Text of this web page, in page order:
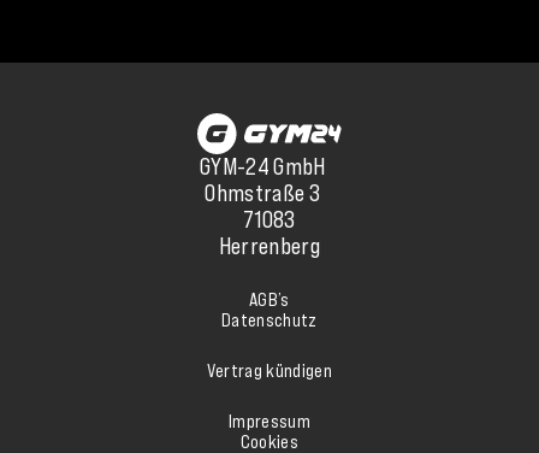
GYM-24 GmbH
Ohmstraße 3
71083
Herrenberg
AGB’s
Datenschutz
Vertrag kündigen
Impressum
Cookies